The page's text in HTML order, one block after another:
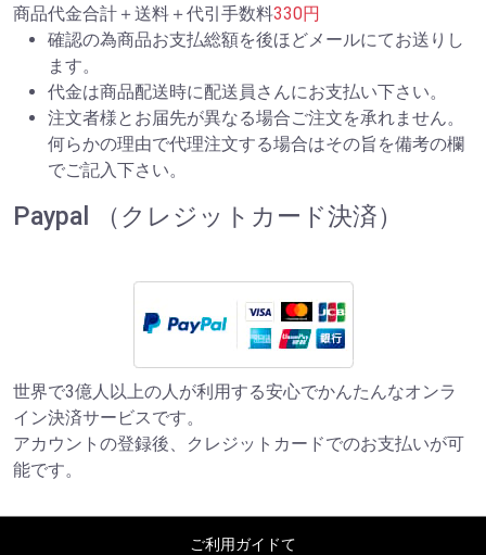
商品代金合計＋送料＋代引手数料330円
確認の為商品お支払総額を後ほどメールにてお送りし
ます。
代金は商品配送時に配送員さんにお支払い下さい。
注文者様とお届先が異なる場合ご注文を承れません。
何らかの理由で代理注文する場合はその旨を備考の欄
でご記入下さい。
Paypal （クレジットカード決済）
世界で3億人以上の人が利用する安心でかんたんなオンラ
イン決済サービスです。
アカウントの登録後、クレジットカードでのお支払いが可
能です。
ご利用ガイドて